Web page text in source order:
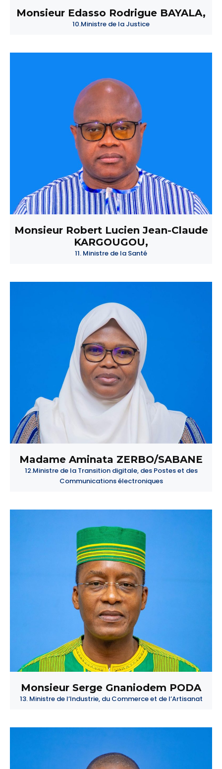
Monsieur Edasso Rodrigue BAYALA,
10.Ministre de la Justice
Monsieur Robert Lucien Jean-Claude
KARGOUGOU,
11. Ministre de la Santé
Madame Aminata ZERBO/SABANE
12.Ministre de la Transition digitale, des Postes et des
Communications électroniques
Monsieur Serge Gnaniodem PODA
13. Ministre de l’Industrie, du Commerce et de l’Artisanat